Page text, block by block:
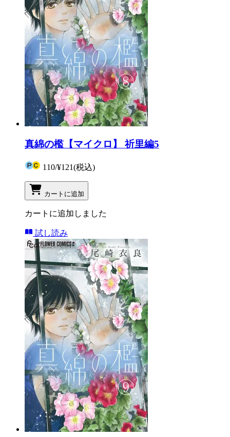
真綿の檻【マイクロ】 祈里編5
110/¥121(税込)
カートに追加
カートに追加しました
試し読み